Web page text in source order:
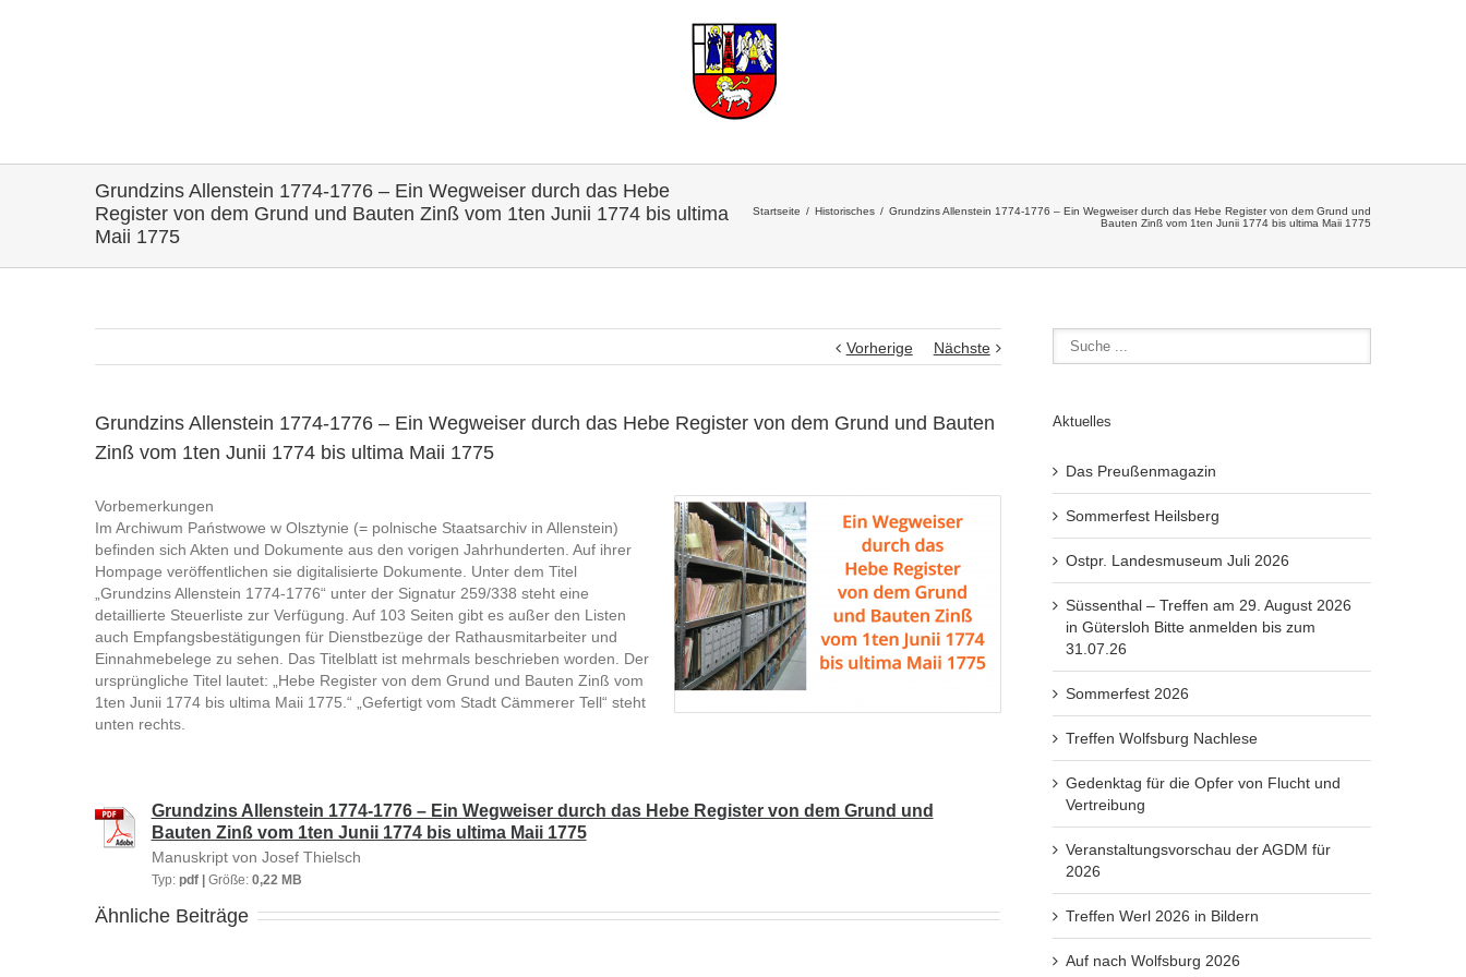
Grundzins Allenstein 1774-1776 – Ein Wegweiser durch das Hebe
Register von dem Grund und Bauten Zinß vom 1ten Junii 1774 bis ultima
Maii 1775
Startseite Historisches
Grundzins Allenstein 1774-1776 – Ein Wegweiser durch das Hebe Register von dem Grund und
Bauten Zinß vom 1ten Junii 1774 bis ultima Maii 1775
Vorherige Nächste
Grundzins Allenstein 1774-1776 – Ein Wegweiser durch das Hebe Register von dem Grund und Bauten
Zinß vom 1ten Junii 1774 bis ultima Maii 1775
Vorbemerkungen
Im Archiwum Państwowe w Olsztynie (= polnische Staatsarchiv in Allenstein)
befinden sich Akten und Dokumente aus den vorigen Jahrhunderten. Auf ihrer
Hompage veröffentlichen sie digitalisierte Dokumente. Unter dem Titel
„Grundzins Allenstein 1774-1776“ unter der Signatur 259/338 steht eine
detaillierte Steuerliste zur Verfügung. Auf 103 Seiten gibt es außer den Listen
auch Empfangsbestätigungen für Dienstbezüge der Rathausmitarbeiter und
Einnahmebelege zu sehen. Das Titelblatt ist mehrmals beschrieben worden. Der
ursprüngliche Titel lautet: „Hebe Register von dem Grund und Bauten Zinß vom
1ten Junii 1774 bis ultima Maii 1775.“ „Gefertigt vom Stadt Cämmerer Tell“ steht
unten rechts.
Grundzins Allenstein 1774-1776 – Ein Wegweiser durch das Hebe Register von dem Grund und
Bauten Zinß vom 1ten Junii 1774 bis ultima Maii 1775
Manuskript von Josef Thielsch
Typ:pdf | Größe: 0,22 MB
Ähnliche Beiträge
Aktuelles
Das Preußenmagazin
Sommerfest Heilsberg
Ostpr. Landesmuseum Juli 2026
Süssenthal – Treffen am 29. August 2026
in Gütersloh Bitte anmelden bis zum
31.07.26
Sommerfest 2026
Treffen Wolfsburg Nachlese
Gedenktag für die Opfer von Flucht und
Vertreibung
Veranstaltungsvorschau der AGDM für
2026
Treffen Werl 2026 in Bildern
Auf nach Wolfsburg 2026